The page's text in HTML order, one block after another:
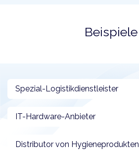
Beispiele
Spezial-Logistikdienstleister
IT-Hardware-Anbieter
Distributor von Hygieneprodukten